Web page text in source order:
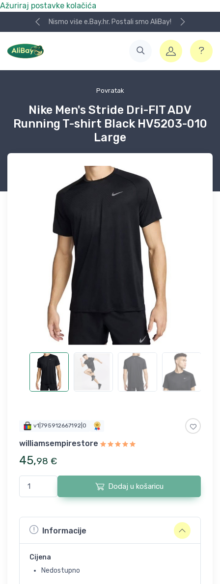
Ažuriraj postavke kolačića
Nismo više e.Bay.hr. Postali smo AliBay!
Povratak
Nike Men's Stride Dri-FIT ADV
Running T-shirt Black HV5203-010
Large
v1|795912667192|0
williamsempirestore
45,98 €
Dodaj u košaricu
Informacije
Cijena
Nedostupno